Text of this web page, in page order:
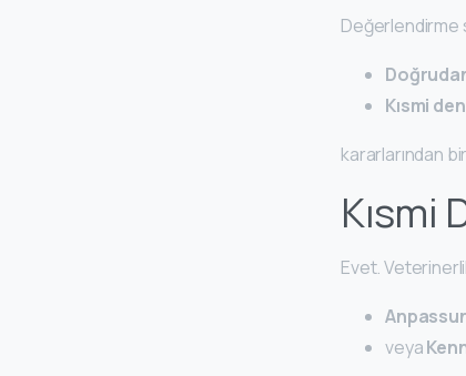
Değerlendirme
Kısmi
kararlarından
Kısmi
Evet.
veya